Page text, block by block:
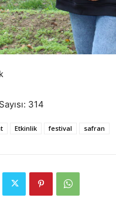
314
Etkinlik festival safran